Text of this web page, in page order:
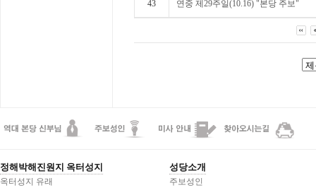
43 연중 제29주일(10.16) "본당 주보"
정해박해진원지 옥터성지
옥터성지 유래
성당소개
주보성인